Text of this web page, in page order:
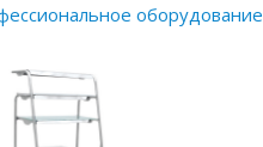
оборудование